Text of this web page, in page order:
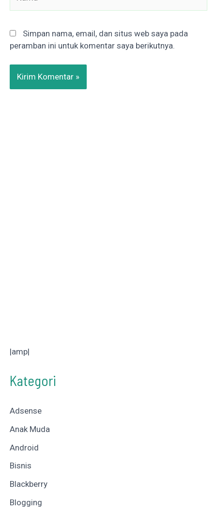
Simpan nama, email, dan situs web saya pada
peramban ini untuk komentar saya berikutnya.
|amp|
Kategori
Adsense
Anak Muda
Android
Bisnis
Blackberry
Blogging